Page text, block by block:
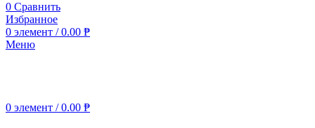
0 Сравнить
Избранное
0 элемент / 0.00 ₱
Меню
0 элемент / 0.00 ₱